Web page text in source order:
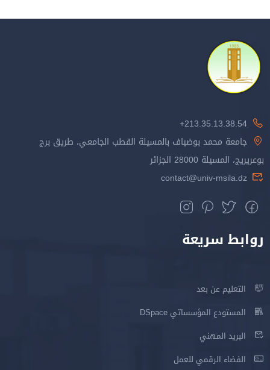
213.35.13.38.54+
جامعة محمد بوضياف بالمسيلة القطب الجامعي، طريق برج
بوعريريج، المسيلة 28000 الجزائر
contact@univ-msila.dz
روابط سريعة
التعليم عن بعد
المستودع المؤسساتي DSpace
البريد المهني
الفضاء الرقمي للعمل